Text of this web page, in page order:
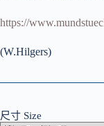
https://
(W.Hilgers)
尺寸 Size